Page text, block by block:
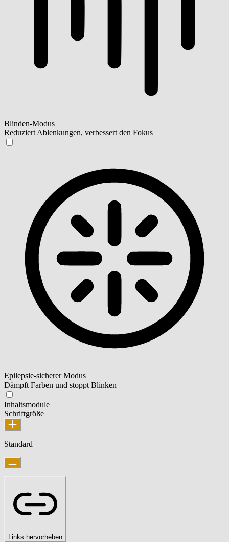
Blinden-Modus
Reduziert Ablenkungen, verbessert den Fokus
Epilepsie-sicherer Modus
Dämpft Farben und stoppt Blinken
Inhaltsmodule
Schriftgröße
Standard
Links hervorheben